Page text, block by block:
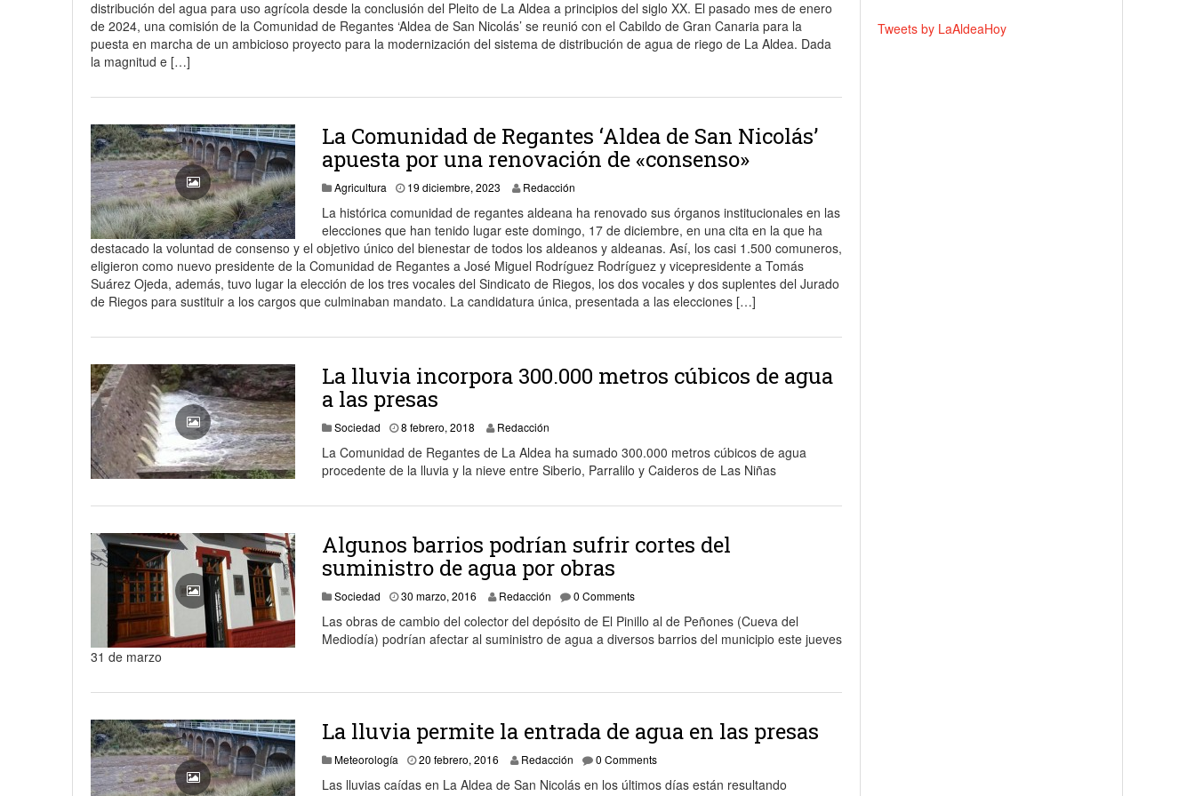
Nicolás 18 junio, 2023
distribución del agua para uso agrícola desde la conclusión del Pleito de La Aldea a principios del siglo XX. El pasado mes de enero
de 2024, una comisión de la Comunidad de Regantes ‘Aldea de San Nicolás’ se reunió con el Cabildo de Gran Canaria para la
puesta en marcha de un ambicioso proyecto para la modernización del sistema de distribución de agua de riego de La Aldea. Dada
la magnitud e […]
La Comunidad de Regantes ‘Aldea de San Nicolás’
apuesta por una renovación de «consenso»
Agricultura 19 diciembre, 2023 Redacción
La histórica comunidad de regantes aldeana ha renovado sus órganos institucionales en las
elecciones que han tenido lugar este domingo, 17 de diciembre, en una cita en la que ha
destacado la voluntad de consenso y el objetivo único del bienestar de todos los aldeanos y aldeanas. Así, los casi 1.500 comuneros,
eligieron como nuevo presidente de la Comunidad de Regantes a José Miguel Rodríguez Rodríguez y vicepresidente a Tomás
Suárez Ojeda, además, tuvo lugar la elección de los tres vocales del Sindicato de Riegos, los dos vocales y dos suplentes del Jurado
de Riegos para sustituir a los cargos que culminaban mandato. La candidatura única, presentada a las elecciones […]
La lluvia incorpora 300.000 metros cúbicos de agua
a las presas
Sociedad 8 febrero, 2018 Redacción
La Comunidad de Regantes de La Aldea ha sumado 300.000 metros cúbicos de agua
procedente de la lluvia y la nieve entre Siberio, Parralilo y Caideros de Las Niñas
Algunos barrios podrían sufrir cortes del
suministro de agua por obras
Sociedad 30 marzo, 2016 30 marzo, 2016
Redacción 0 Comments
Las obras de cambio del colector del depósito de El Pinillo al de Peñones (Cueva del
Mediodía) podrían afectar al suministro de agua a diversos barrios del municipio este jueves
31 de marzo
La lluvia permite la entrada de agua en las presas
Meteorología 20 febrero, 2016 20 febrero, 2016
Redacción 0 Comments
Las lluvias caídas en La Aldea de San Nicolás en los últimos días están resultando
Tweets by LaAldeaHoy